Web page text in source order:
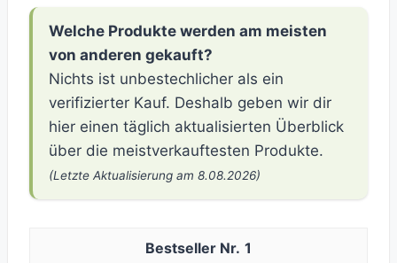
Welche Produkte werden am meisten
von anderen gekauft?
Nichts ist unbestechlicher als ein
verifizierter Kauf. Deshalb geben wir dir
hier einen täglich aktualisierten Überblick
über die meistverkauftesten Produkte.
(Letzte Aktualisierung am 8.08.2026)
1